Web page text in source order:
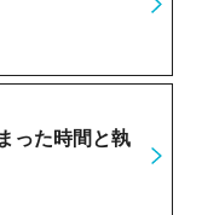
った時間と執